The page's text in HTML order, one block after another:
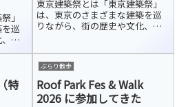
」
巡
型
ー
去
し
東京建築祭とは「東京建築祭」
は、東京のさまざまな建築を巡
りながら、街の歴史や文化、
トし、年々エリアを拡大。2026
年は渋谷エリアも加わり、過去
最多となる151件の建築が参加し
ていま...
特
ぶらり散歩
Roof Park Fes & Walk
2026 に参加してきた